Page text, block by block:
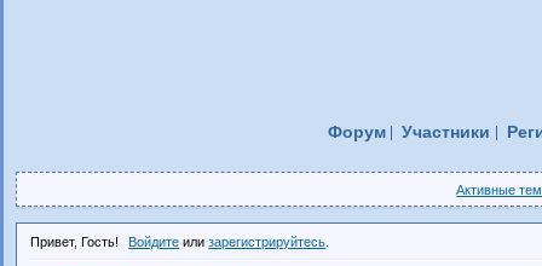
Форум Участники
Активные
Привет, Гость! Войдите илизарегистрируйтесь